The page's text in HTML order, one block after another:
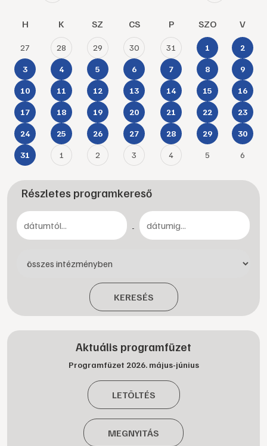
H K SZ CS P SZO V
27 28 29 30 31 1 2
3 4 5 6 7 8 9
10 11 12 13 14 15 16
17 18 19 20 21 22 23
24 25 26 27 28 29 30
31 1 2 3 4 5 6
Részletes programkereső
-
KERESÉS
Aktuális programfüzet
Programfüzet 2026. május-június
LETÖLTÉS
MEGNYITÁS